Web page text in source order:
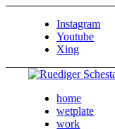
Instagram
Youtube
Xing
home
wetplate
work